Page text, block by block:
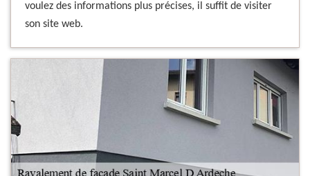
voulez des informations plus précises, il suffit de visiter
son site web.